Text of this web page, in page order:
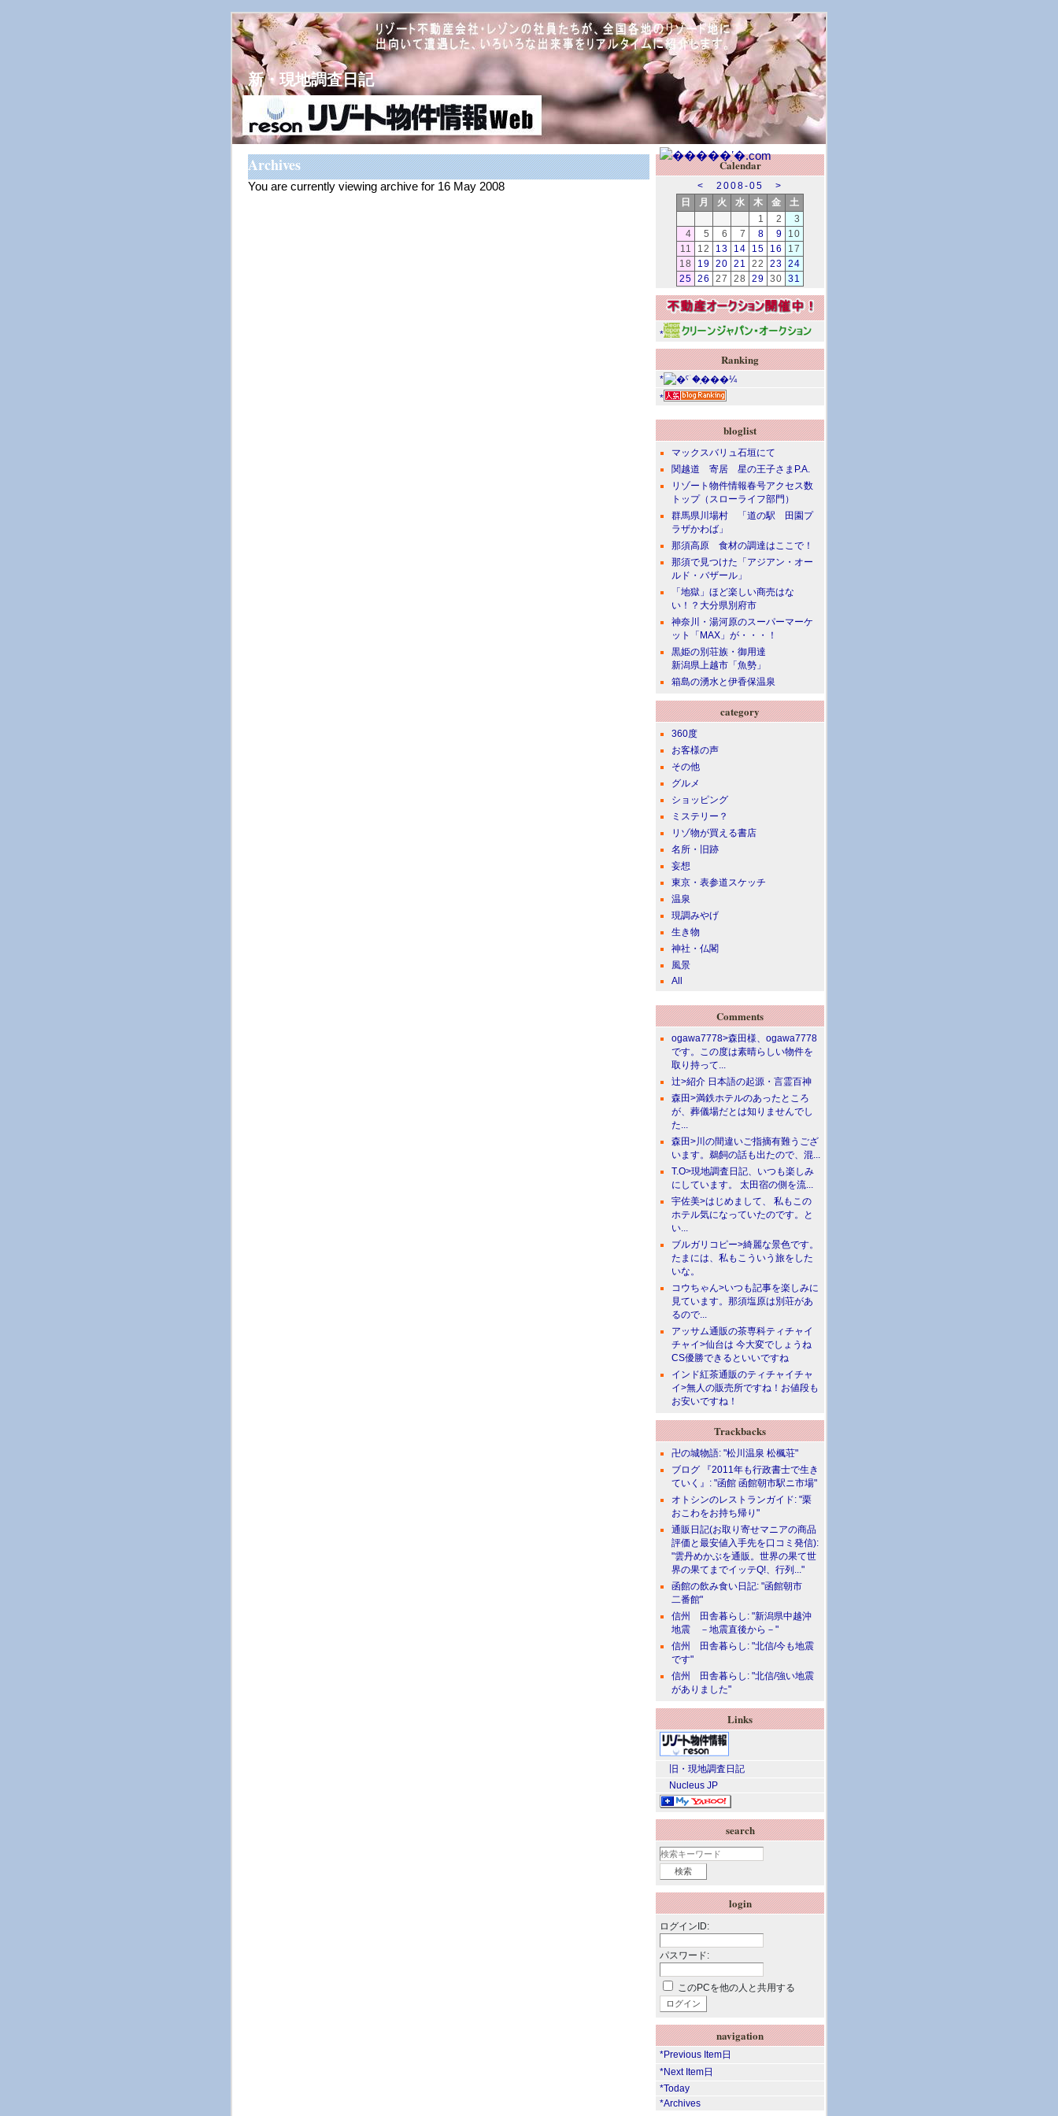
新・現地調査日記
Archives
You are currently viewing archive for 16 May 2008
Calendar
< 2008-05
>
日
月 火 水 木 金
土
1
2
3
4
5 6 7 8 9
10
11
12 13 14 15 16
17
18
19 20 21 22 23 24
25 26 27 28 29 30 31
*
Ranking
*
*
bloglist
マックスバリュ石垣にて
関越道 寄居 星の王子さまP.A.
リゾート物件情報春号アクセス数
トップ（スローライフ部門）
群馬県川場村 「道の駅 田園プ
ラザかわば」
那須高原 食材の調達はここで！
那須で見つけた「アジアン・オー
ルド・バザール」
「地獄」ほど楽しい商売はな
い！？大分県別府市
神奈川・湯河原のスーパーマーケ
ット「MAX」が・・・！
黒姫の別荘族・御用達
新潟県上越市「魚勢」
箱島の湧水と伊香保温泉
category
360度
お客様の声
その他
グルメ
ショッピング
ミステリー？
リゾ物が買える書店
名所・旧跡
妄想
東京・表参道スケッチ
温泉
現調みやげ
生き物
神社・仏閣
風景
All
Comments
ogawa7778>森田様、ogawa7778
です。この度は素晴らしい物件を
取り持って...
辻>紹介 日本語の起源・言霊百神
森田>満鉄ホテルのあったところ
が、葬儀場だとは知りませんでし
た...
森田>川の間違いご指摘有難うござ
います。鵜飼の話も出たので、混...
T.O>現地調査日記、いつも楽しみ
にしています。 太田宿の側を流...
宇佐美>はじめまして、 私もこの
ホテル気になっていたのです。と
い...
ブルガリコピー>綺麗な景色です。
たまには、私もこういう旅をした
いな。
コウちゃん>いつも記事を楽しみに
見ています。那須塩原は別荘があ
るので...
アッサム通販の茶専科ティチャイ
チャイ>仙台は 今大変でしょうね
CS優勝できるといいですね
インド紅茶通販のティチャイチャ
イ>無人の販売所ですね！お値段も
お安いですね！
Trackbacks
卍の城物語: "松川温泉 松楓荘"
ブログ 『2011年も行政書士で生き
ていく』: "函館 函館朝市駅ニ市場"
オトシンのレストランガイド: "栗
おこわをお持ち帰り"
通販日記(お取り寄せマニアの商品
評価と最安値入手先を口コミ発信):
"雲丹めかぶを通販。世界の果て世
界の果てまでイッテQ!、行列..."
函館の飲み食い日記: "函館朝市
二番館"
信州 田舎暮らし: "新潟県中越沖
地震 －地震直後から－"
信州 田舎暮らし: "北信/今も地震
です"
信州 田舎暮らし: "北信/強い地震
がありました"
Links
旧・現地調査日記
Nucleus JP
search
login
ログインID:
パスワード:
このPCを他の人と共用する
navigation
*Previous Item日
*Next Item日
*Today
*Archives